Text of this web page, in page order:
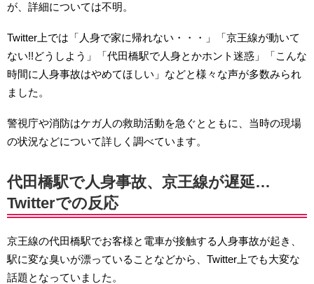
が、詳細については不明。
Twitter上では「人身で家に帰れない・・・」「京王線が動いて
ない!!どうしよう」「代田橋駅で人身とかホント迷惑」「こんな
時間に人身事故はやめてほしい」などと様々な声が多数みられ
ました。
警視庁や消防はケガ人の救助活動を急ぐとともに、当時の現場
の状況などについて詳しく調べています。
代田橋駅で人身事故、京王線が遅延…
Twitterでの反応
京王線の代田橋駅でお客様と電車が接触する人身事故が起き、
駅に変な臭いが漂っていることなどから、Twitter上でも大変な
話題となっていました。